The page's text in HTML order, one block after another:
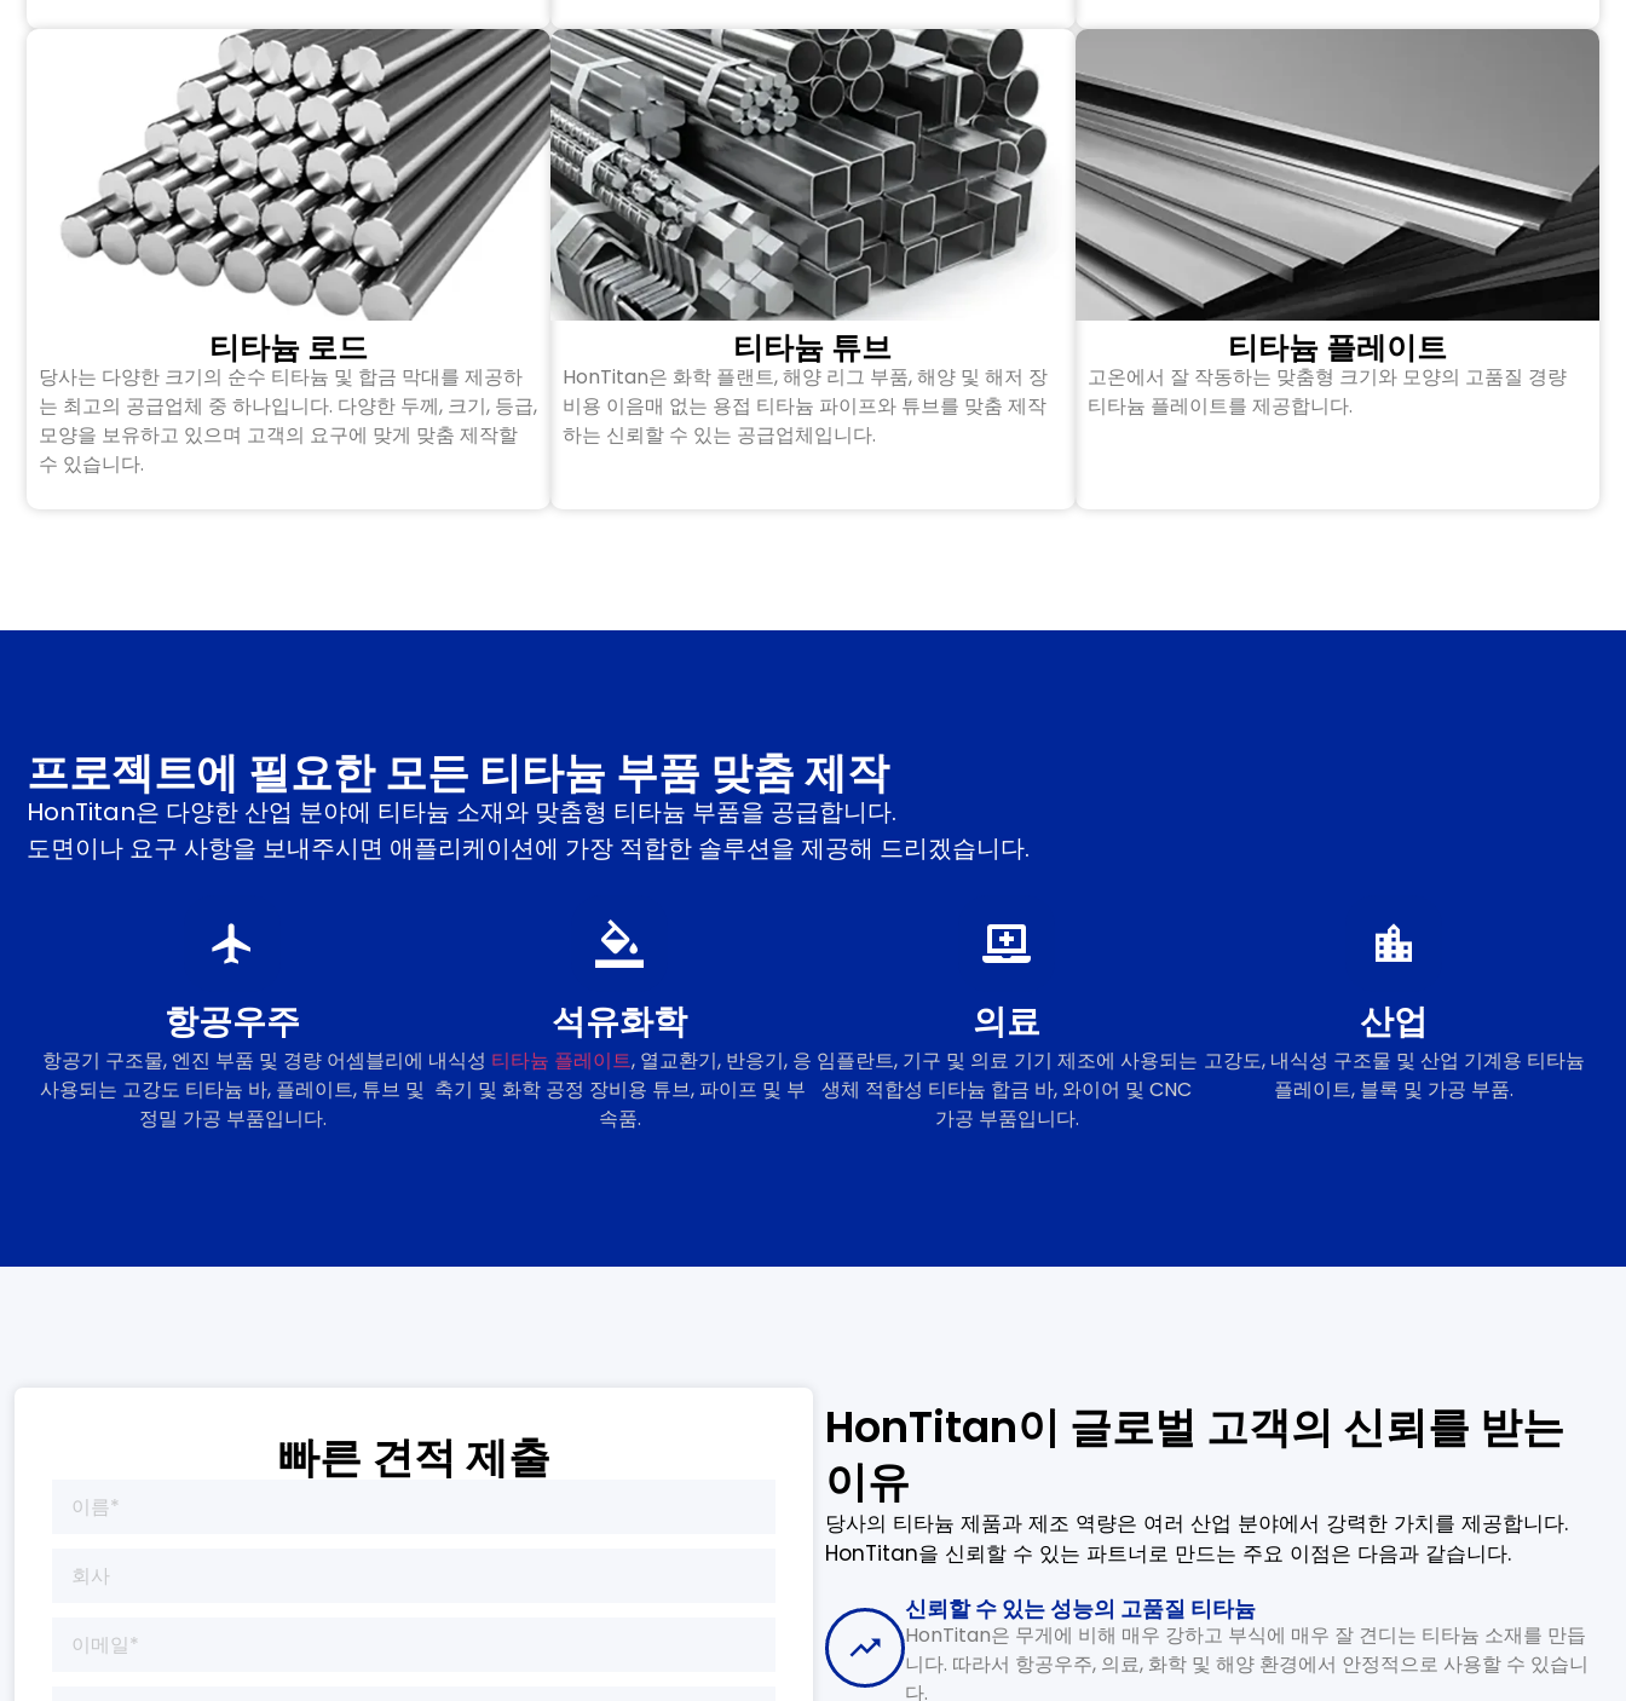
티타늄 로드
당사는 다양한 크기의 순수 티타늄 및 합금 막대를 제공하
는 최고의 공급업체 중 하나입니다. 다양한 두께, 크기, 등급,
모양을 보유하고 있으며 고객의 요구에 맞게 맞춤 제작할
수 있습니다.
티타늄 튜브
HonTitan은 화학 플랜트, 해양 리그 부품, 해양 및 해저 장
비용 이음매 없는 용접 티타늄 파이프와 튜브를 맞춤 제작
하는 신뢰할 수 있는 공급업체입니다.
티타늄 플레이트
고온에서 잘 작동하는 맞춤형 크기와 모양의 고품질 경량
티타늄 플레이트를 제공합니다.
프로젝트에 필요한 모든 티타늄 부품 맞춤 제작
HonTitan은 다양한 산업 분야에 티타늄 소재와 맞춤형 티타늄 부품을 공급합니다.
도면이나 요구 사항을 보내주시면 애플리케이션에 가장 적합한 솔루션을 제공해 드리겠습니다.
항공우주
항공기 구조물, 엔진 부품 및 경량 어셈블리에
사용되는 고강도 티타늄 바, 플레이트, 튜브 및
정밀 가공 부품입니다.
석유화학
내식성 티타늄 플레이트, 열교환기, 반응기, 응
축기 및 화학 공정 장비용 튜브, 파이프 및 부
속품.
의료
임플란트, 기구 및 의료 기기 제조에 사용되는
생체 적합성 티타늄 합금 바, 와이어 및 CNC
가공 부품입니다.
산업
고강도, 내식성 구조물 및 산업 기계용 티타늄
플레이트, 블록 및 가공 부품.
빠른 견적 제출
HonTitan이 글로벌 고객의 신뢰를 받는
이유
당사의 티타늄 제품과 제조 역량은 여러 산업 분야에서 강력한 가치를 제공합니다.
HonTitan을 신뢰할 수 있는 파트너로 만드는 주요 이점은 다음과 같습니다.
신뢰할 수 있는 성능의 고품질 티타늄
HonTitan은 무게에 비해 매우 강하고 부식에 매우 잘 견디는 티타늄 소재를 만듭
니다. 따라서 항공우주, 의료, 화학 및 해양 환경에서 안정적으로 사용할 수 있습니
다.